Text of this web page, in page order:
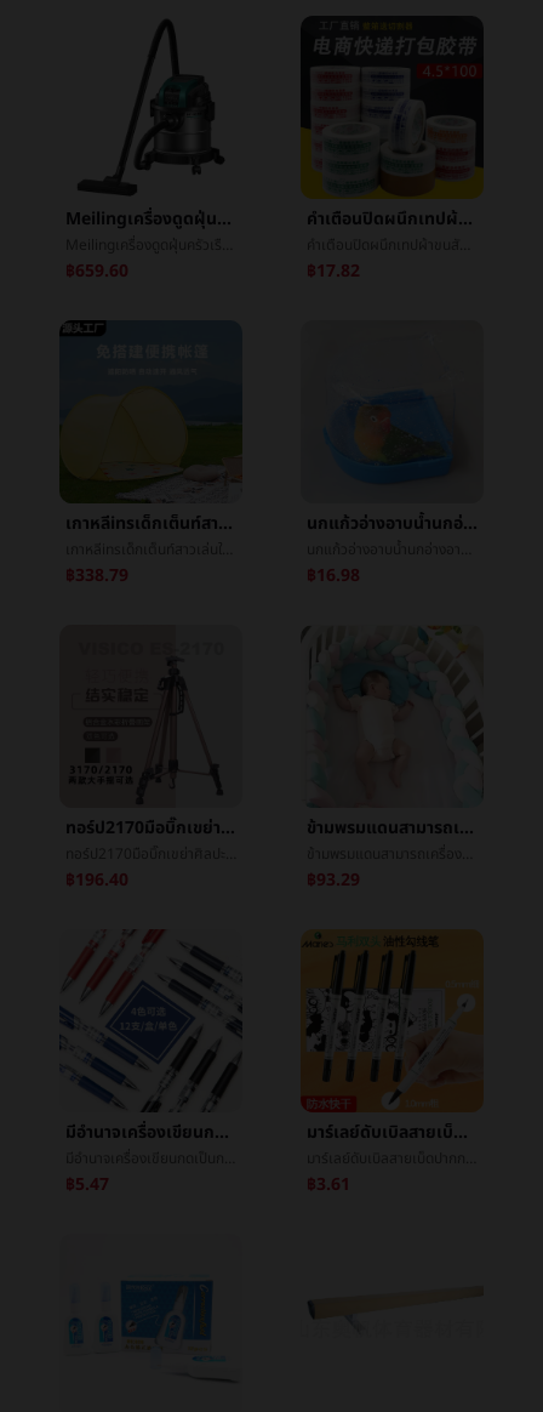
Meilingเครื่องดูดฝุ่นครัวเรือนใหญ่การดูดขนาดเล็กครอบครัวฉบับที่ตีพิมพ์เปียกและแห้งคู่เปิดความสูญเปล่าProcteru0026Gambleด้านอุตสาหกรรมMXQ-T006
฿659.60
คำเตือนปิดผนึกเทปผ้าขนสัตว์สีธรรมชาติlogoพิมพ์คำโปร่งใสเทปทั้งสิ้นกล่องจัดส่งด่วนก้อนเทปขายส่งเทป
฿17.82
เกาหลีinsเด็กเต็นท์สาวเล่นในบ้านของเล่นเด็กผู้ชายสาวกลางแจ้งพับริมทะเลหาดทรายเล็กเต็นท์
฿338.79
นกแก้วอ่างอาบน้ำนกอ่างอาบน้ำนกอ่างอาบน้ำนกæ²อ่างอาบน้ำนกแก้วสะอาดอ่างนกของเล่นนกแก้วของเล่น
฿16.98
ทอร์ป2170มือบิ๊กเขย่าศิลปะโลหะขาตั้งยืดพับอลูมิเนียมขาตั้งร่างSketchpadหิ้ง
฿196.40
ข้ามพรมแดนสามารถเครื่องล้างนัวเนียทารก3หุ้นอ่อนบรรจุภัณฑ์เป๋ถักเปียเน็คไทพังบทความเด็กนัวเนียæรั้วต่อต้านตก
฿93.29
มีอำนาจเครื่องเขียนกดเป็นกลางปากกา0.5mmฤดูใบไม้ผลิหัวสำนักงานนักเรียนกดç­¾å­ปากกาสีดำสีแดงสีน้ำเงินปากกา
฿5.47
มาร์เลย์ดับเบิลสายเบ็ดปากกาศิลปะทุ่มเทè®°å·ปากกาสีดำมันเยิ้มกันน้ำไม่จางหายความเร็วแห้งดีหัวทำเครื่องหมายปากกา
฿3.61